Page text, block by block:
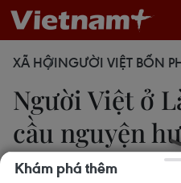
XÃ HỘINGƯỜI VIỆT BỐN
Người Việt ở
cầu nguyện
đảo
Khám phá thêm